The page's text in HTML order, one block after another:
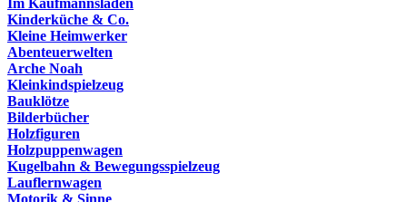
Im Kaufmannsladen
Kinderküche & Co.
Kleine Heimwerker
Abenteuerwelten
Arche Noah
Kleinkindspielzeug
Bauklötze
Bilderbücher
Holzfiguren
Holzpuppenwagen
Kugelbahn & Bewegungsspielzeug
Lauflernwagen
Motorik & Sinne